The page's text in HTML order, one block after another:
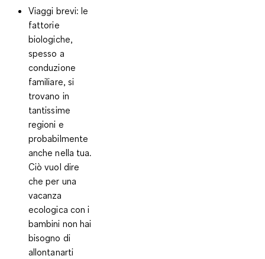
Viaggi brevi:le
fattorie
biologiche,
spesso a
conduzione
familiare, si
trovano in
tantissime
regioni e
probabilmente
anche nella tua.
Ciò vuol dire
che per una
vacanza
ecologica con i
bambini non hai
bisogno di
allontanarti